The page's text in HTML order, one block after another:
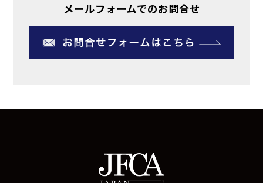
メールフォームでのお問合せ